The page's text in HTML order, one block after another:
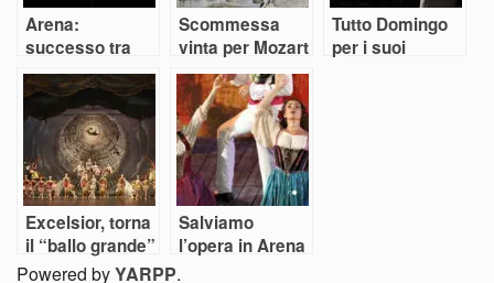
Arena:
successo tra
sfarzo e
minimalismo
pensando a
Zeffirelli
Scommessa
vinta per Mozart
in Arena
Tutto Domingo
per i suoi
Excelsior, torna
il “ballo grande”
alla Scala
Salviamo
l’opera in Arena
Powered byYARPP.